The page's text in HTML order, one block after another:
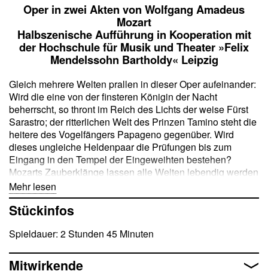
Oper in zwei Akten von Wolfgang Amadeus
Mozart
Halbszenische Aufführung in Kooperation mit
der Hochschule für Musik und Theater »Felix
Mendelssohn Bartholdy« Leipzig
Gleich mehrere Welten prallen in dieser Oper aufeinander:
Wird die eine von der finsteren Königin der Nacht
beherrscht, so thront im Reich des Lichts der weise Fürst
Sarastro; der ritterlichen Welt des Prinzen Tamino steht die
heitere des Vogelfängers Papageno gegenüber. Wird
dieses ungleiche Heldenpaar die Prüfungen bis zum
Eingang in den Tempel der Eingeweihten bestehen?
Mozarts Zauberklänge lassen alle Welten lebendig werden
und gerade das Schicksal der Menschen »im
Zwischenraum«, wie jenes der Prinzessin Pamina, bewegt
jeden Zuhörer. Die stilistische Bandbreite in der Oper reicht
Koloraturarien bis zum einfachen Vogelfänger-Lied.
Mehr lesen
Stückinfos
Spieldauer: 2 Stunden 45 Minuten
Mitwirkende